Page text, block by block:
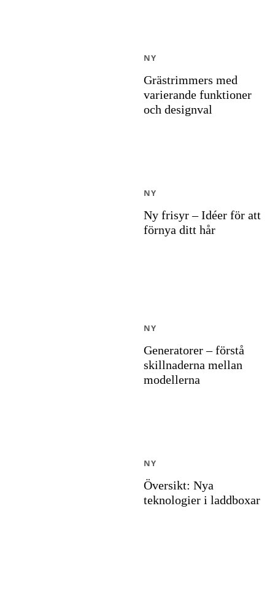
Grästrimmers med
varierande funktioner
och designval
NY
Ny frisyr – Idéer för att
förnya ditt hår
NY
Generatorer – förstå
skillnaderna mellan
modellerna
NY
Översikt: Nya
teknologier i laddboxar
NY